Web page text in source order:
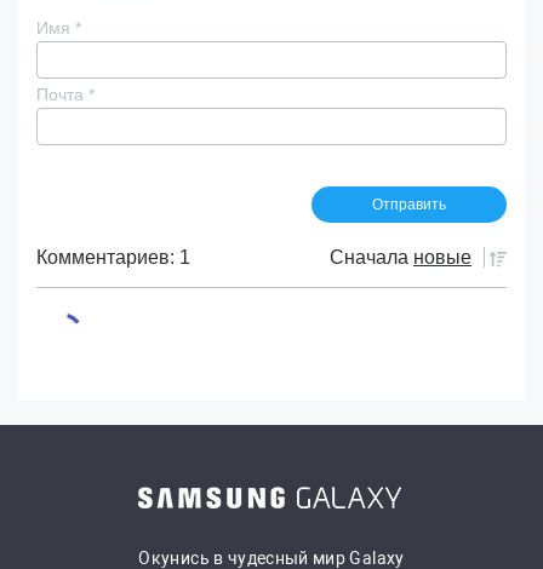
Имя *
Почта *
Комментариев: 1 Сначала новые
Окунись в чудесный мир Galaxy